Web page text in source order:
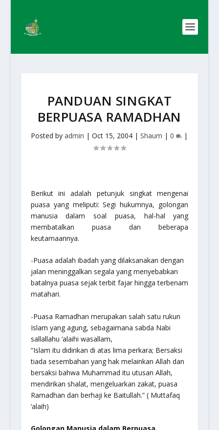
PANDUAN SINGKAT
BERPUASA RAMADHAN
Posted byadmin |Oct 15, 2004 |Shaum |0 |
Berikut ini adalah petunjuk singkat mengenai
puasa yang meliputi: Segi hukumnya, golongan
manusia dalam soal puasa, hal-hal yang
membatalkan puasa dan beberapa
keutamaannya.
-Puasa adalah ibadah yang dilaksanakan dengan
jalan meninggalkan segala yang menyebabkan
batalnya puasa sejak terbit fajar hingga terbenam
matahari.
-Puasa Ramadhan merupakan salah satu rukun
Islam yang agung, sebagaimana sabda Nabi
sallallahu ‘alaihi wasallam,
“Islam itu didirikan di atas lima perkara; Bersaksi
tiada sesembahan yang hak melainkan Allah dan
bersaksi bahwa Muhammad itu utusan Allah,
mendirikan shalat, mengeluarkan zakat, puasa
Ramadhan dan berhaji ke Baitullah.”( Muttafaq
‘alaih)